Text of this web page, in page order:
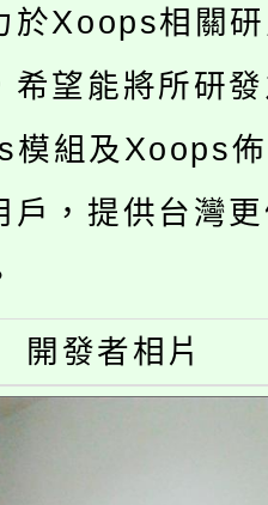
新住民語歌
學年度第
師甄選結果
學年度第
師甄選結果
化大學推廣
溝通分析基
生輔導中心
輔導、社會
名參加。
政府辦理
短影音徵選
及活動海報
加。
學年度學生
助參觀特色
施計畫」
教育部表揚
貢獻獎」
於Xoops相關
希望能將所研
模組及Xoops
戶，提供台灣
開發者相片